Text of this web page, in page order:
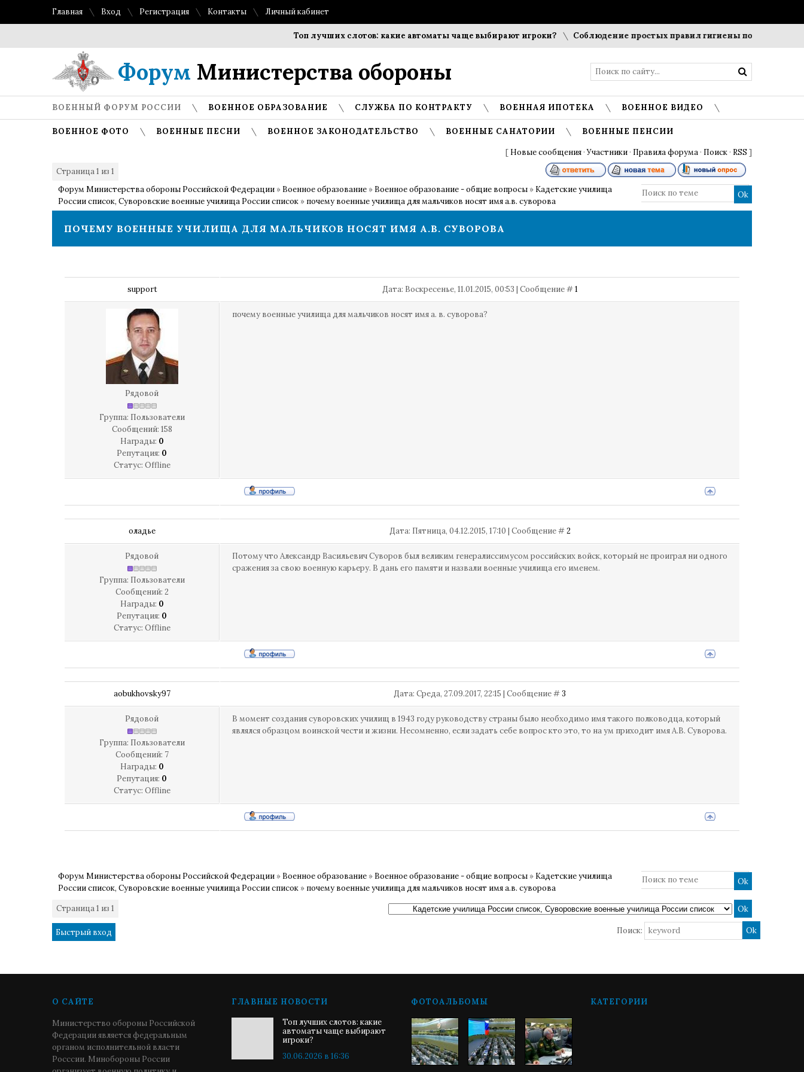
Главная Вход Регистрация Контакты Личный кабинет
Топ лучших слотов: какие автоматы чаще выбирают игроки? Соблюдение простых правил гигиены помогает
Форум Министерства обороны
ВОЕННЫЙ ФОРУМ РОССИИ ВОЕННОЕ ОБРАЗОВАНИЕ СЛУЖБА ПО КОНТРАКТУ ВОЕННАЯ ИПОТЕКА ВОЕННОЕ ВИДЕО
ВОЕННОЕ ФОТО ВОЕННЫЕ ПЕСНИ ВОЕННОЕ ЗАКОНОДАТЕЛЬСТВО ВОЕННЫЕ САНАТОРИИ ВОЕННЫЕ ПЕНСИИ
[ Новые сообщения ·Участники · Правила форума · Поиск · RSS ]
Страница1 из 1
Форум Министерства обороны Российской Федерации » Военное образование » Военное образование - общие вопросы » Кадетские училища
России список, Суворовские военные училища России список » почему военные училища для мальчиков носят имя а.в. суворова
ПОЧЕМУ ВОЕННЫЕ УЧИЛИЩА ДЛЯ МАЛЬЧИКОВ НОСЯТ ИМЯ А.В. СУВОРОВА
support Дата: Воскресенье, 11.01.2015, 00:53 | Сообщение #1
Рядовой
Группа: Пользователи
Сообщений: 158
Награды: 0
Репутация: 0
Статус: Offline
почему военные училища для мальчиков носят имя а. в. суворова?
оладье Дата: Пятница, 04.12.2015, 17:10 | Сообщение #2
Рядовой
Группа: Пользователи
Сообщений: 2
Награды: 0
Репутация: 0
Статус: Offline
Потому что Александр Васильевич Суворов был великим генералиссимусом российских войск, который не проиграл ни одного
сражения за свою военную карьеру. В дань его памяти и назвали военные училища его именем.
aobukhovsky97 Дата: Среда, 27.09.2017, 22:15 | Сообщение #3
Рядовой
Группа: Пользователи
Сообщений: 7
Награды: 0
Репутация: 0
Статус: Offline
В момент создания суворовских училищ в 1943 году руководству страны было необходимо имя такого полководца, который
являлся образцом воинской чести и жизни. Несомненно, если задать себе вопрос кто это, то на ум приходит имя А.В. Суворова.
Форум Министерства обороны Российской Федерации » Военное образование » Военное образование - общие вопросы » Кадетские училища
России список, Суворовские военные училища России список » почему военные училища для мальчиков носят имя а.в. суворова
Страница1 из 1
Поиск:
О САЙТЕ
Министерство обороны Российской
Федерации является федеральным
органом исполнительной власти
Росссии. Минобороны России
ГЛАВНЫЕ НОВОСТИ
Топ лучших слотов: какие
автоматы чаще выбирают
игроки?
30.06.2026 в 16:36
ФОТОАЛЬБОМЫ КАТЕГОРИИ